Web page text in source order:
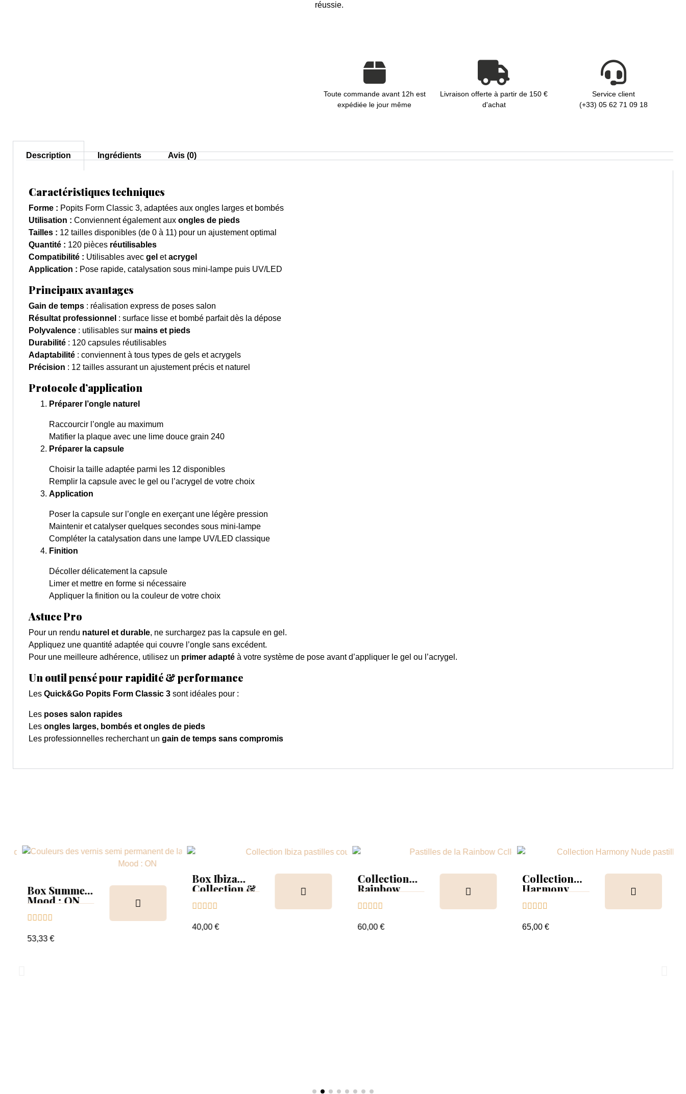
réussie.
Toute commande avant 12h est
expédiée le jour même
Livraison offerte à partir de 150 €
d'achat
Service client
(+33) 05 62 71 09 18
Description Ingrédients Avis (0)
Caractéristiques techniques
Forme : Popits Form Classic 3, adaptées aux ongles larges et bombés
Utilisation : Conviennent également aux ongles de pieds
Tailles : 12 tailles disponibles (de 0 à 11) pour un ajustement optimal
Quantité : 120 pièces réutilisables
Compatibilité : Utilisables avec gel etacrygel
Application : Pose rapide, catalysation sous mini-lampe puis UV/LED
Principaux avantages
Gain de temps : réalisation express de poses salon
Résultat professionnel : surface lisse et bombé parfait dès la dépose
Polyvalence : utilisables sur mains et pieds
Durabilité : 120 capsules réutilisables
Adaptabilité : conviennent à tous types de gels et acrygels
Précision : 12 tailles assurant un ajustement précis et naturel
Protocole d’application
Préparer l’ongle naturel
Raccourcir l’ongle au maximum
Matifier la plaque avec une lime douce grain 240
Préparer la capsule
Choisir la taille adaptée parmi les 12 disponibles
Remplir la capsule avec le gel ou l’acrygel de votre choix
Application
Poser la capsule sur l’ongle en exerçant une légère pression
Maintenir et catalyser quelques secondes sous mini-lampe
Compléter la catalysation dans une lampe UV/LED classique
Finition
Décoller délicatement la capsule
Limer et mettre en forme si nécessaire
Appliquer la finition ou la couleur de votre choix
Astuce Pro
Pour un rendu naturel et durable, ne surchargez pas la capsule en gel.
Appliquez une quantité adaptée qui couvre l’ongle sans excédent.
Pour une meilleure adhérence, utilisez un primer adapté à votre système de pose avant d’appliquer le gel ou l’acrygel.
Un outil pensé pour rapidité & performance
Les Quick&Go Popits Form Classic 3 sont idéales pour :
Les poses salon rapides
Les ongles larges, bombés et ongles de pieds
Les professionnelles recherchant un gain de temps sans compromis
Box Summer
Mood : ON
Collection &
Tips+nuancier
   
53,33 €
Box Ibiza
Collection &

40,00 €
Collection
Rainbow
nuancier
   
60,00 €
Collection
Harmony
nuancier

65,00 €